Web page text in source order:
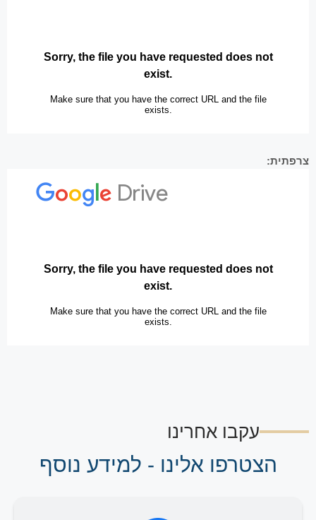
צרפתית:
עקבו אחרינו
הצטרפו אלינו - למידע נוסף